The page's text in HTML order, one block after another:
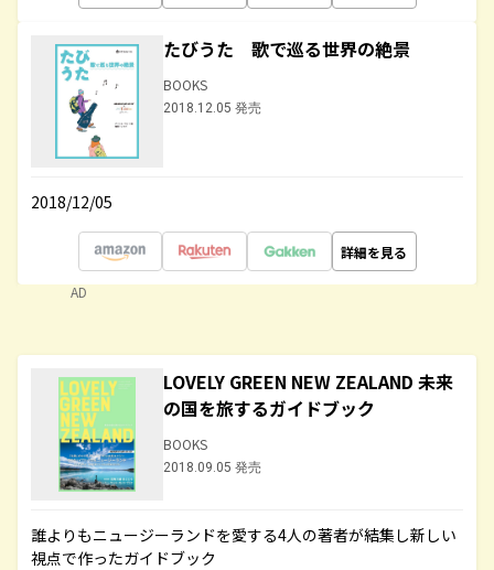
たびうた 歌で巡る世界の絶景
BOOKS
2018.12.05 発売
2018/12/05
詳細を見る
AD
LOVELY GREEN NEW ZEALAND 未来
の国を旅するガイドブック
BOOKS
2018.09.05 発売
誰よりもニュージーランドを愛する4人の著者が結集し新しい
視点で作ったガイドブック